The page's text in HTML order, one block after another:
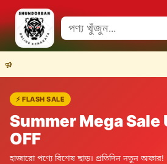
⚡ FLASH SALE
Summer Mega Sale
OFF
হাজারো পণ্যে বিশেষ ছাড়। প্রতিদিন নতুন অফার!